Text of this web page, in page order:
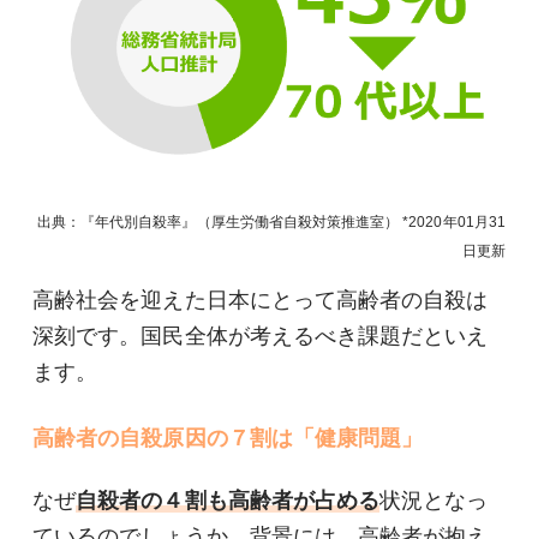
出典：『年代別自殺率』（ 厚生労働省自殺対策推進室） 2020年01月31
日 更新
高齢社会を迎えた日本にとって高齢者の自殺は
深刻です。国民全体が考えるべき課題だといえ
ます。
高齢者の自殺原因の７割は「健康問題」
なぜ自殺者の４割も高齢者が占める状況となっ